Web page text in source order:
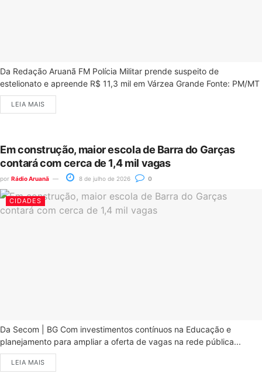
Da Redação Aruanã FM Polícia Militar prende suspeito de
estelionato e apreende R$ 11,3 mil em Várzea Grande Fonte: PM/MT
LEIA MAIS
Em construção, maior escola de Barra do Garças
contará com cerca de 1,4 mil vagas
por Rádio Aruanã 8 de julho de 2026 0
CIDADES
Da Secom | BG Com investimentos contínuos na Educação e
planejamento para ampliar a oferta de vagas na rede pública...
LEIA MAIS